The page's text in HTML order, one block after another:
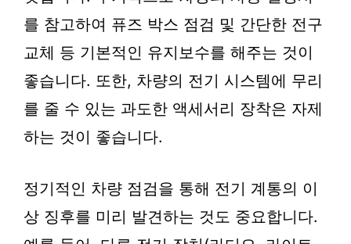
를 참고하여 퓨즈 박스 점검 및 간단한 전구
교체 등 기본적인 유지보수를 해주는 것이
좋습니다. 또한, 차량의 전기 시스템에 무리
를 줄 수 있는 과도한 액세서리 장착은 자제
하는 것이 좋습니다.
정기적인 차량 점검을 통해 전기 계통의 이
상 징후를 미리 발견하는 것도 중요합니다.